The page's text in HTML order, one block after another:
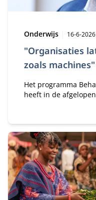
"Organisaties
zoals machines"
Type:
Onderwijs 16-6-2026
Het programma
heeft in de
deelt programma-
programma, Peter
organisaties zich
— en hoe leiders
dynamiek,
horen.